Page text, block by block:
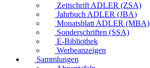
Zeitschrift ADLER (ZSA)
Jahrbuch ADLER (JBA)
Monatsblatt ADLER (MBA)
Sonderschriften (SSA)
E-Bibliothek
Werbeanzeigen
Sammlungen